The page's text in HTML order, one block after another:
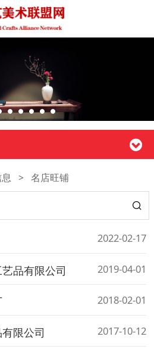
> 名店旺铺
2022-02-17
品有限公司 2019-04-01
2018-02-01
限公司 2017-10-12